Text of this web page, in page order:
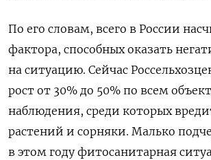
По его словам, всего в России
фактора, способных оказать
на ситуацию. Сейчас
рост от 30% до 50% по всем
наблюдения, среди которых
растений и сорняки. Малько
в этом году фитосанитарная